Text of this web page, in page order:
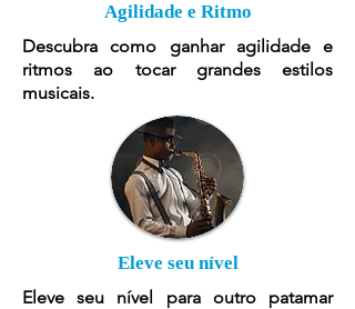
Agilidade e Ritmo
Descubra como ganhar agilidade e
ritmos ao tocar grandes estilos
musicais.
Eleve seu nível
Eleve seu nível para outro patamar